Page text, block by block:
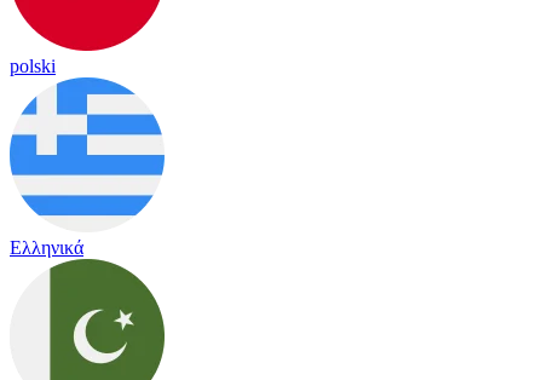
polski
Ελληνικά